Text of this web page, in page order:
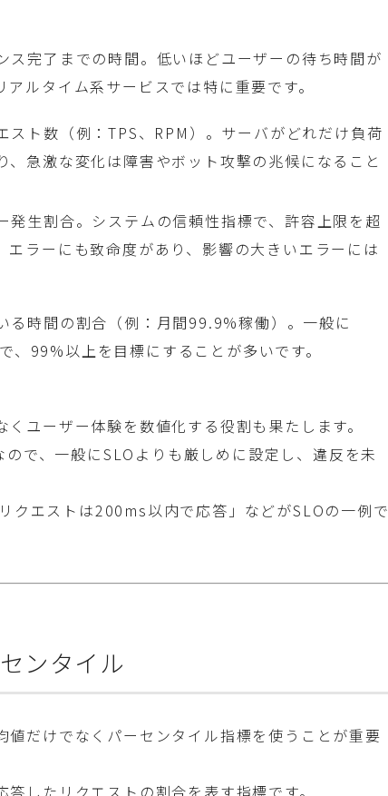
ス完了までの時間。低いほどユーザーの待ち時間が
ルタイム系サービスでは特に重要です。
スト数（例：TPS、RPM）。サーバがどれだけ負荷
、急激な変化は障害やボット攻撃の兆候になること
発生割合。システムの信頼性指標で、許容上限を超
エラーにも致命度があり、影響の大きいエラーには
る時間の割合（例：月間99.9%稼働）。一般に
、99%以上を目標にすることが多いです。
ユーザー体験を数値化する役割も果たします。
で、一般にSLOよりも厳しめに設定し、違反を未
クエストは200ms以内で応答」などがSLOの一例で
ンタイル
値だけでなくパーセンタイル指標を使うことが重要
したリクエストの割合を表す指標です。